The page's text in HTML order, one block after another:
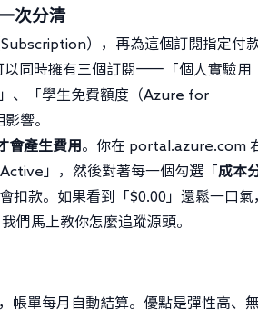
次分清
），再為這個訂閱指定付
以同時擁有三個訂閱——「個人實驗用
、「學生免費額度（Azure for
響。
會產生費用 。你在 portal.azure.com
」，然後對著每一個勾選「 成本
扣款。如果看到「$0.00」還鬆一口氣
們馬上教你怎麼追蹤源頭。
帳單每月自動結算。優點是彈性高、